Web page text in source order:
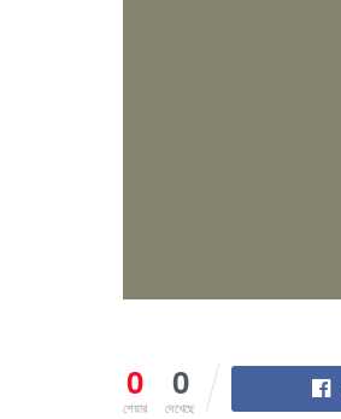
0
শেয়ার
0
দেখেছে